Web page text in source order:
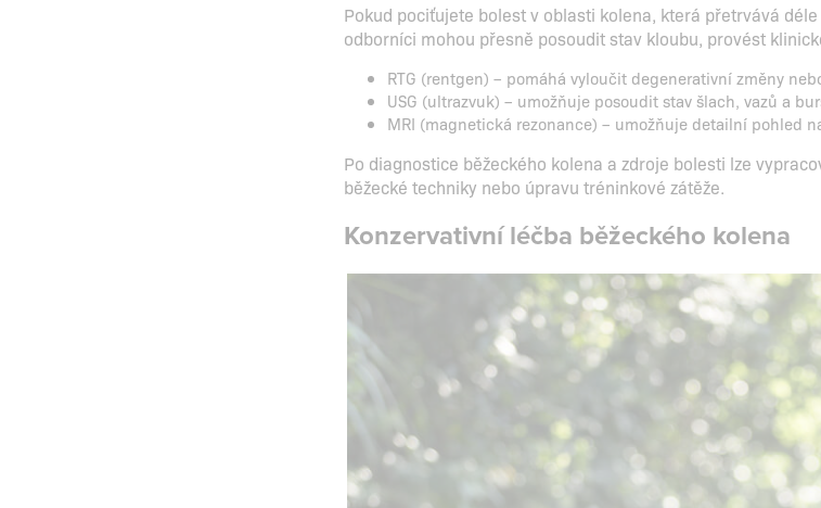
Pokud pociťujete bolest v oblasti kolena, která přetrvává
odborníci mohou přesně posoudit stav kloubu, provést
RTG (rentgen) – pomáhá vyloučit degenerativní změny
USG (ultrazvuk) – umožňuje posoudit stav šlach, vazů a
MRI (magnetická rezonance) – umožňuje detailní pohled
Po diagnostice běžeckého kolena a zdroje bolesti lze
běžecké techniky nebo úpravu tréninkové zátěže.
Konzervativní léčba běžeckého kolena